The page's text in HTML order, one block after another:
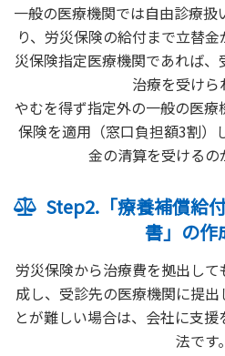
一般の医療機関では自由診療
り、労災保険の給付まで立替
災保険指定医療機関であれば
治療を受けら
やむを得ず指定外の一般の医
保険を適用（窓口負担額3割）
金の清算を受けるの
Step2.「療養補償給
書」の作
労災保険から治療費を拠出し
成し、受診先の医療機関に提
とが難しい場合は、会社に支
法です。